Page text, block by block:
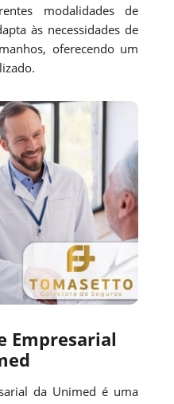
modalidades de
às necessidades de
oferecendo um
Empresarial
da Unimed é uma